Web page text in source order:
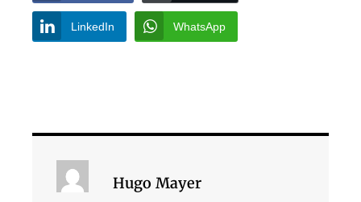
LinkedIn WhatsApp
Hugo Mayer